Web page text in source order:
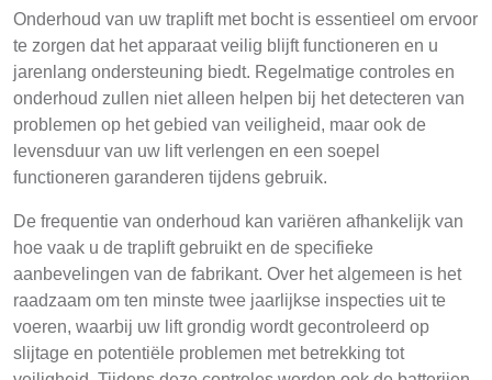
Onderhoud van uw traplift met bocht is essentieel om ervoor
te zorgen dat het apparaat veilig blijft functioneren en u
jarenlang ondersteuning biedt. Regelmatige controles en
onderhoud zullen niet alleen helpen bij het detecteren van
problemen op het gebied van veiligheid, maar ook de
levensduur van uw lift verlengen en een soepel
functioneren garanderen tijdens gebruik.
De frequentie van onderhoud kan variëren afhankelijk van
hoe vaak u de traplift gebruikt en de specifieke
aanbevelingen van de fabrikant. Over het algemeen is het
raadzaam om ten minste twee jaarlijkse inspecties uit te
voeren, waarbij uw lift grondig wordt gecontroleerd op
slijtage en potentiële problemen met betrekking tot